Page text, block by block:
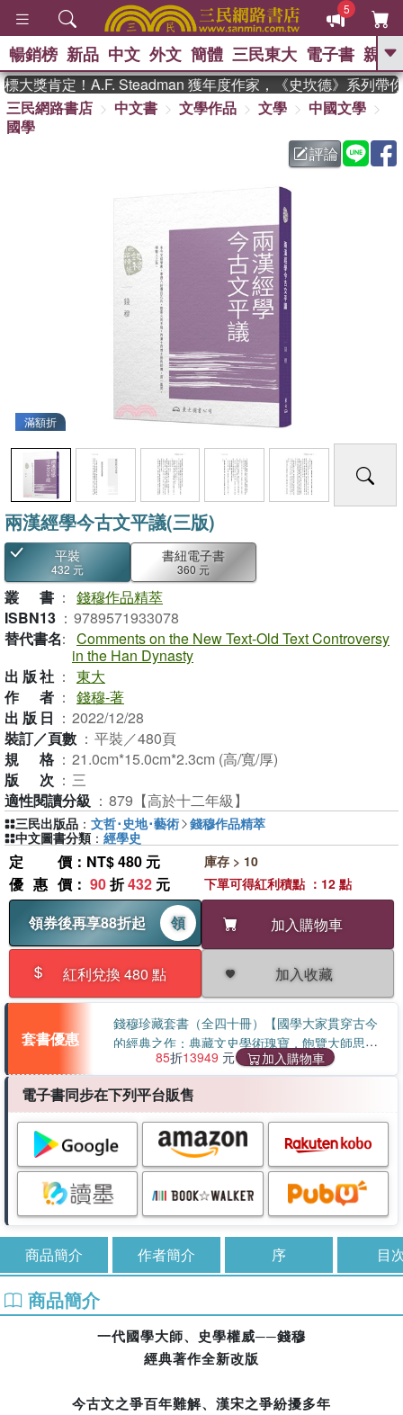
5
GO
熱搜： 東野圭吾 、 高希均教授回憶錄
暑期推薦 、 國際布克
方念華 、 台灣的李
數學女孩：黎曼猜想
暢銷榜 新品 中文 外文 簡體 三民東大 電子書 親子
獎肯定！A.F. Steadman 獲年度作家，《史坎德》系列帶你
三民網路書店
中文書 文學作品 文學
中國文學
國學
評論
滿額折
兩漢經學今古文平議(三版)
平裝
432 元
書紐電子書
360 元
叢書 ： 錢穆作品精萃
ISBN13 ： 9789571933078
替代書名： Comments on the New Text-Old Text Controversy
in the Han Dynasty
出版社 ： 東大
作者 ： 錢穆-著
出版日 ： 2022/12/28
裝訂／頁數 ： 平裝／480頁
規格 ： 21.0cm*15.0cm*2.3cm (高/寬/厚)
版次 ： 三
適性閱讀分級 ： 879【高於十二年級】
定價 ：NT$ 480 元
優惠價 ： 90折432 元
領券後再享88折起
領 加入購物車
紅利兌換 480 點 加入收藏
庫存 > 10
下單可得紅利積點 ：12 點
套書優惠
錢穆珍藏套書（全四十冊）【國學大家貫穿古今
的經典之作：典藏文史學術瑰寶，飽覽大師思想
行誼】
85折13949 元 加入購物車
三民出版品 ： 文哲･史地･藝術 錢穆作品精萃
中文圖書分類 ： 經學史
電子書同步在下列平台販售
商品簡介 作者簡介 序 目
商品簡介
一代國學大師、史學權威──錢穆
經典著作全新改版
今古文之爭百年難解、漢宋之爭紛擾多年